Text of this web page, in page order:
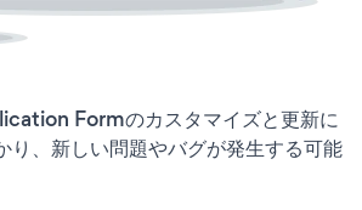
Formのカスタマイズと更新に
り、新しい問題やバグが発生する可能